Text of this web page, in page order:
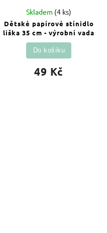
Dětské papírové stínidlo
liška 35 cm - výrobní vada
Skladem (4 ks)
49 Kč
Do košíku